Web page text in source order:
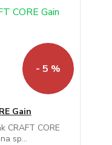
- 5 %
Gain
CRAFT CORE
sp...